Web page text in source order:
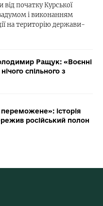
початку Курської
і виконанням
на територію держави-
Ращук: «Воєнні
спільного з
історія
російський полон